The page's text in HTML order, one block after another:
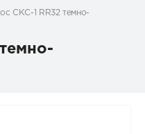
СКС-1 RR32 темно-